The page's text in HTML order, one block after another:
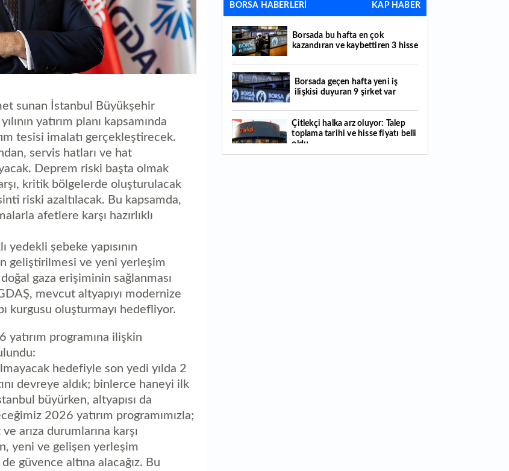
sunan İstanbul Büyükşehir
yatırım planı kapsamında
tesisi imalatı gerçekleştirecek.
servis hatları ve hat
Deprem riski başta olmak
kritik bölgelerde oluşturulacak
riski azaltılacak. Bu kapsamda,
afetlere karşı hazırlıklı
yedekli şebeke yapısının
geliştirilmesi ve yeni yerleşim
gaza erişiminin sağlanması
mevcut altyapıyı modernize
kurgusu oluşturmayı hedefliyor.
programına ilişkin
hedefiyle son yedi yılda 2
devreye aldık; binlerce haneyi ilk
büyürken, altyapısı da
2026 yatırım programımızla;
arıza durumlarına karşı
yeni ve gelişen yerleşim
güvence altına alacağız. Bu
yaklaşık 75 milyar lira finansman sağladık"
11:52 Yaratıcılık ve ticaret bir araya geldi: İşte
İstanbul'un yeni girişimcilik alanı
Carrier'ın paylarının tamamını devralıyor
Festival bölgeye canlılık getirdi
11:23 Küresel piyasalarda yeni haftada takip
edilecek 4 gelişme hangileri olacak?
BORSA HABERLERİ KAP HABER
Borsada bu hafta en çok
kazandıran ve kaybettiren 3 hisse
Borsada geçen hafta yeni iş
ilişkisi duyuran 9 şirket var
Çitlekçi halka arz oluyor: Talep
toplama tarihi ve hisse fiyatı belli
oldu